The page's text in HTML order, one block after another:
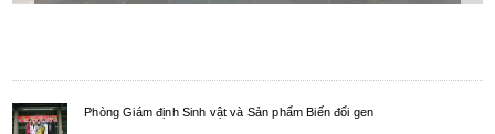
Phòng Giám định Sinh vật và Sản phẩm Biến đổi gen